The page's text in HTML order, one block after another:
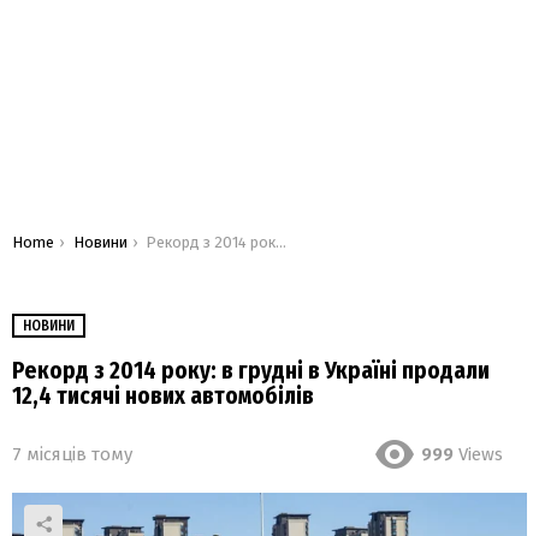
You are here:
Home Новини Рекорд з 2014 року: в грудні в Україні продали 12,4 тисячі нових автомобілів
НОВИНИ
Рекорд з 2014 року: в грудні в Україні продали
12,4 тисячі нових автомобілів
7 місяців тому 999 Views